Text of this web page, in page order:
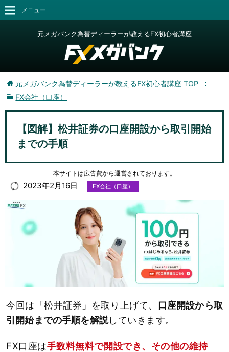
元メガバンク為替ディーラーが教えるFX初心者講座
メニュー
元メガバンク為替ディーラーが教えるFX初心者講座 TOP
FX会社（口座）
【図解】松井証券の口座開設から取引開始
までの手順
本サイトは広告費から運営されております。
2023年2月16日 FX会社（口座）
今回は「松井証券」を取り上げて、
口座開設から取
引開始までの手順を解説していきます。
FX口座は手数料無料で開設でき、その他の維持